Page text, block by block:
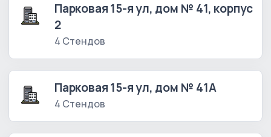
Парковая 15-я ул, дом № 41, корпус
2
4 Стендов
Парковая 15-я ул, дом № 41А
4 Стендов